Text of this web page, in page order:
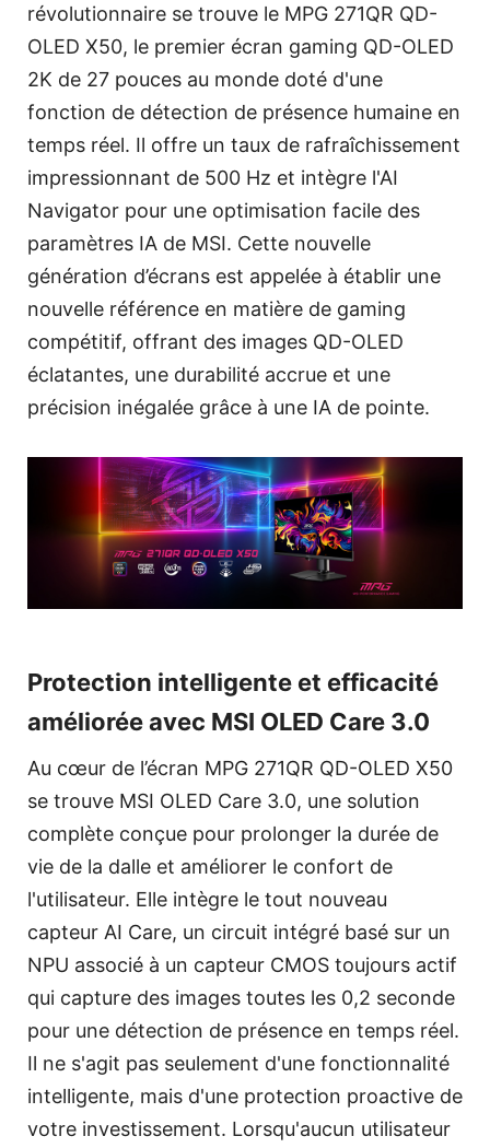
révolutionnaire se trouve le MPG 271QR QD-
OLED X50, le premier écran gaming QD-OLED
2K de 27 pouces au monde doté d'une
fonction de détection de présence humaine en
temps réel. Il offre un taux de rafraîchissement
impressionnant de 500 Hz et intègre l'AI
Navigator pour une optimisation facile des
paramètres IA de MSI. Cette nouvelle
génération d’écrans est appelée à établir une
nouvelle référence en matière de gaming
compétitif, offrant des images QD-OLED
éclatantes, une durabilité accrue et une
précision inégalée grâce à une IA de pointe.
Protection intelligente et efficacité
améliorée avec MSI OLED Care 3.0
Au cœur de l’écran MPG 271QR QD-OLED X50
se trouve MSI OLED Care 3.0, une solution
complète conçue pour prolonger la durée de
vie de la dalle et améliorer le confort de
l'utilisateur. Elle intègre le tout nouveau
capteur AI Care, un circuit intégré basé sur un
NPU associé à un capteur CMOS toujours actif
qui capture des images toutes les 0,2 seconde
pour une détection de présence en temps réel.
Il ne s'agit pas seulement d'une fonctionnalité
intelligente, mais d'une protection proactive de
votre investissement. Lorsqu'aucun utilisateur